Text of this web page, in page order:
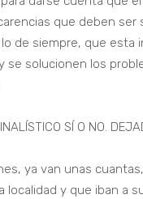
que deben ser
de siempre, que esta
se solucionen los
SÍ O NO.
ya van unas
localidad y que iban a